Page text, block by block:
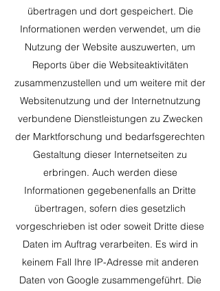
übertragen und dort gespeichert. Die
Informationen werden verwendet, um die
Nutzung der Website auszuwerten, um
Reports über die Websiteaktivitäten
zusammenzustellen und um weitere mit der
Websitenutzung und der Internetnutzung
verbundene Dienstleistungen zu Zwecken
der Marktforschung und bedarfsgerechten
Gestaltung dieser Internetseiten zu
erbringen. Auch werden diese
Informationen gegebenenfalls an Dritte
übertragen, sofern dies gesetzlich
vorgeschrieben ist oder soweit Dritte diese
Daten im Auftrag verarbeiten. Es wird in
keinem Fall Ihre IP-Adresse mit anderen
Daten von Google zusammengeführt. Die